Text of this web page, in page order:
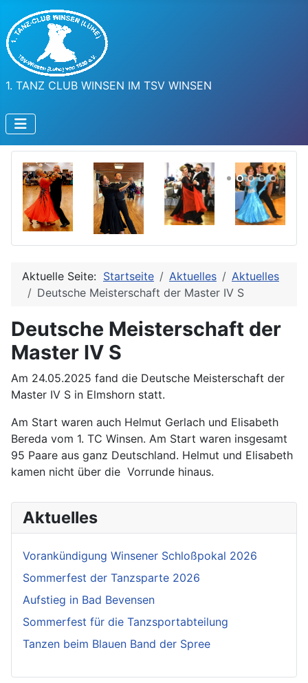
1. TANZ CLUB WINSEN IM TSV WINSEN
Aktuelle Seite: Startseite Aktuelles
Aktuelles
Deutsche Meisterschaft der Master IV S
Deutsche Meisterschaft der
Master IV S
Am 24.05.2025 fand die Deutsche Meisterschaft der
Master IV S in Elmshorn statt.
Am Start waren auch Helmut Gerlach und Elisabeth
Bereda vom 1. TC Winsen. Am Start waren insgesamt
95 Paare aus ganz Deutschland. Helmut und Elisabeth
kamen nicht über die Vorrunde hinaus.
Aktuelles
Vorankündigung Winsener Schloßpokal 2026
Sommerfest der Tanzsparte 2026
Aufstieg in Bad Bevensen
Sommerfest für die Tanzsportabteilung
Tanzen beim Blauen Band der Spree